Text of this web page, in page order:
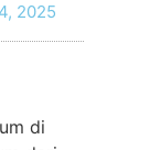
2025
di